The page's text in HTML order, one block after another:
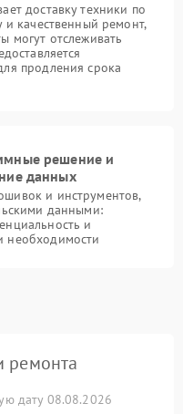
доставку техники по
и качественный ремонт,
могут отслеживать
продления срока
решение и
данных
и инструментов,
данными:
и
необходимости
ремонта
дату 08.08.2026